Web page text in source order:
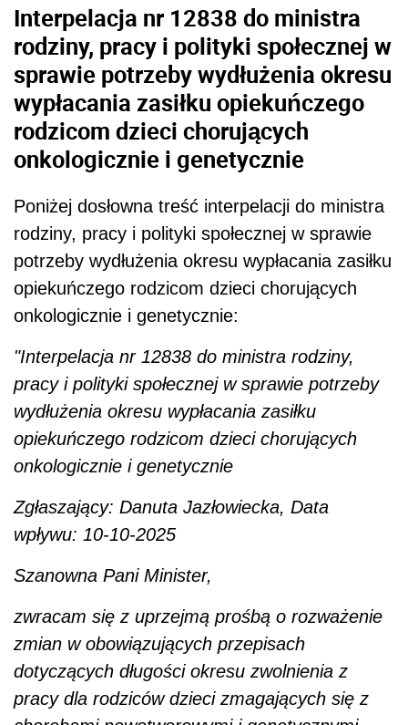
Interpelacja nr 12838 do ministra
rodziny, pracy i polityki społecznej w
sprawie potrzeby wydłużenia okresu
wypłacania zasiłku opiekuńczego
rodzicom dzieci chorujących
onkologicznie i genetycznie
Poniżej dosłowna treść interpelacji do ministra
rodziny, pracy i polityki społecznej w sprawie
potrzeby wydłużenia okresu wypłacania zasiłku
opiekuńczego rodzicom dzieci chorujących
onkologicznie i genetycznie:
"Interpelacja nr 12838 do ministra rodziny,
pracy i polityki społecznej w sprawie potrzeby
wydłużenia okresu wypłacania zasiłku
opiekuńczego rodzicom dzieci chorujących
onkologicznie i genetycznie
Zgłaszający: Danuta Jazłowiecka, Data
wpływu: 10-10-2025
Szanowna Pani Minister,
zwracam się z uprzejmą prośbą o rozważenie
zmian w obowiązujących przepisach
dotyczących długości okresu zwolnienia z
pracy dla rodziców dzieci zmagających się z